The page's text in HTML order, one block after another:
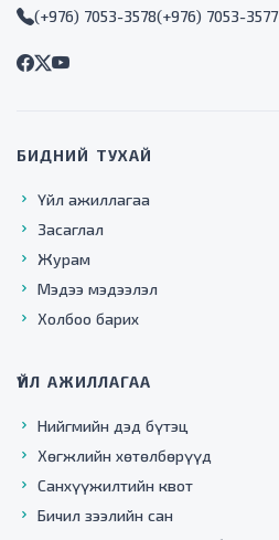
(+976) 7053-3578(+976) 7053-3577
БИДНИЙ ТУХАЙ
Үйл ажиллагаа
Засаглал
Журам
Мэдээ мэдээлэл
Холбоо барих
ҮЙЛ АЖИЛЛАГАА
Нийгмийн дэд бүтэц
Хөгжлийн хөтөлбөрүүд
Санхүүжилтийн квот
Бичил зээлийн сан